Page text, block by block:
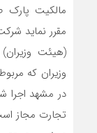
مالکیت پارک
مقرر نماید
(هیئت
در مشهد اجرا
تجارت مجاز